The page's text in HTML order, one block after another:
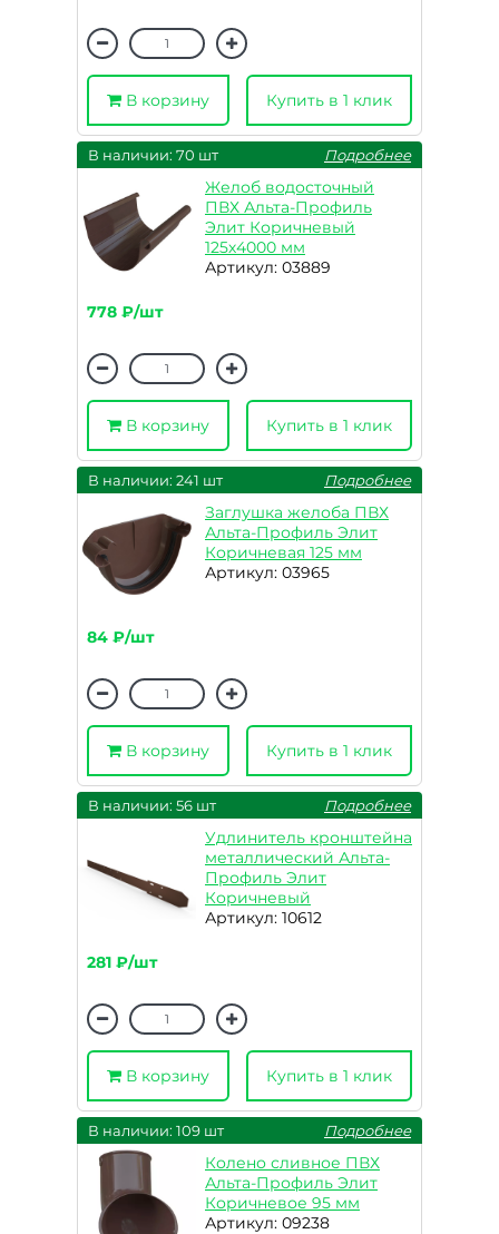
В корзину Купить в 1 клик
В наличии: 70 шт Подробнее
Желоб водосточный
ПВХ Альта-Профиль
Элит Коричневый
125х4000 мм
Артикул: 03889
778 ₽/шт
В корзину Купить в 1 клик
В наличии: 241 шт Подробнее
Заглушка желоба ПВХ
Альта-Профиль Элит
Коричневая 125 мм
Артикул: 03965
84 ₽/шт
В корзину Купить в 1 клик
В наличии: 56 шт Подробнее
Удлинитель кронштейна
металлический Альта-
Профиль Элит
Коричневый
Артикул: 10612
281 ₽/шт
В корзину Купить в 1 клик
В наличии: 109 шт Подробнее
Колено сливное ПВХ
Альта-Профиль Элит
Коричневое 95 мм
Артикул: 09238